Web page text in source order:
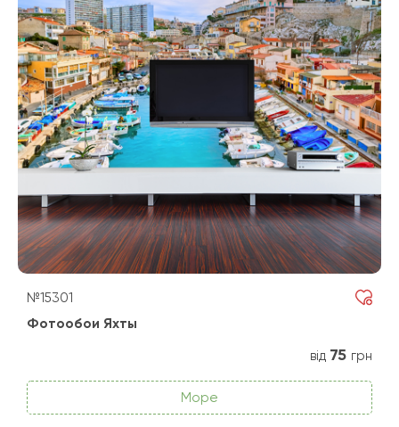
№15301
Фотообои Яхты
від 75 грн
Море